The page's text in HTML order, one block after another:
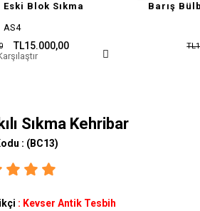
Blok Sıkma
AS4
TL15.000,00
Barış
Sıkma Kehribar
: (BC13)
: Kevser Antik Tesbih